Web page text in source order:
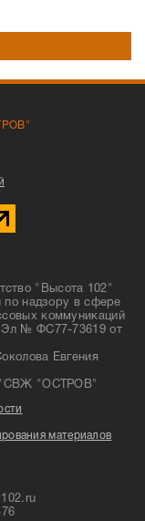
"Высота 102"
по надзору в сфере
коммуникаций
Эл № ФС77-73619 от
Евгения
"СВЖ "ОСТРОВ"
материалов